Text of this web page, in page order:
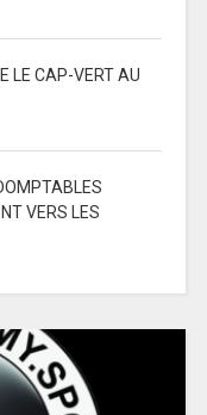
LE CAP-VERT AU
VERS LES